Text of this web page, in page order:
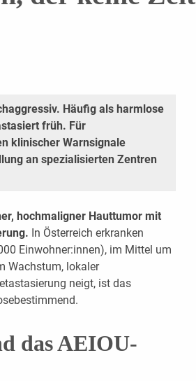
Häufig als harmlose
früh. Für
klinischer Warnsignale
an spezialisierten Zentren
hochmaligner Hauttumor mit
In Österreich erkranken
Einwohner:innen), im Mittel um
Wachstum, lokaler
neigt, ist das
das AEIOU-